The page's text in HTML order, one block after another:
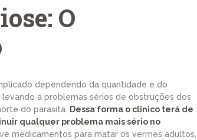
O
dependendo da quantidade e do
a problemas sérios de obstruções dos
do parasita. Dessa forma o clinico terá de
qualquer problema mais sério no
medicamentos para matar os vermes adultos,